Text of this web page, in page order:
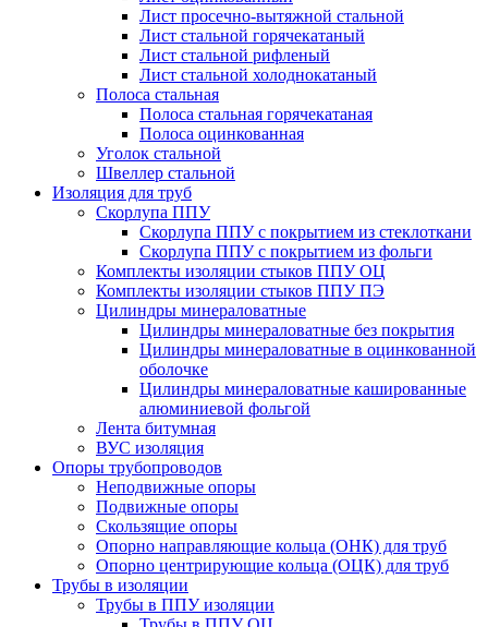
Лист просечно-вытяжной стальной
Лист стальной горячекатаный
Лист стальной рифленый
Лист стальной холоднокатаный
Полоса стальная
Полоса стальная горячекатаная
Полоса оцинкованная
Уголок стальной
Швеллер стальной
Изоляция для труб
Скорлупа ППУ
Скорлупа ППУ с покрытием из стеклоткани
Скорлупа ППУ с покрытием из фольги
Комплекты изоляции стыков ППУ ОЦ
Комплекты изоляции стыков ППУ ПЭ
Цилиндры минераловатные
Цилиндры минераловатные без покрытия
Цилиндры минераловатные в оцинкованной
оболочке
Цилиндры минераловатные кашированные
алюминиевой фольгой
Лента битумная
ВУС изоляция
Опоры трубопроводов
Неподвижные опоры
Подвижные опоры
Скользящие опоры
Опорно направляющие кольца (ОНК) для труб
Опорно центрирующие кольца (ОЦК) для труб
Трубы в изоляции
Трубы в ППУ изоляции